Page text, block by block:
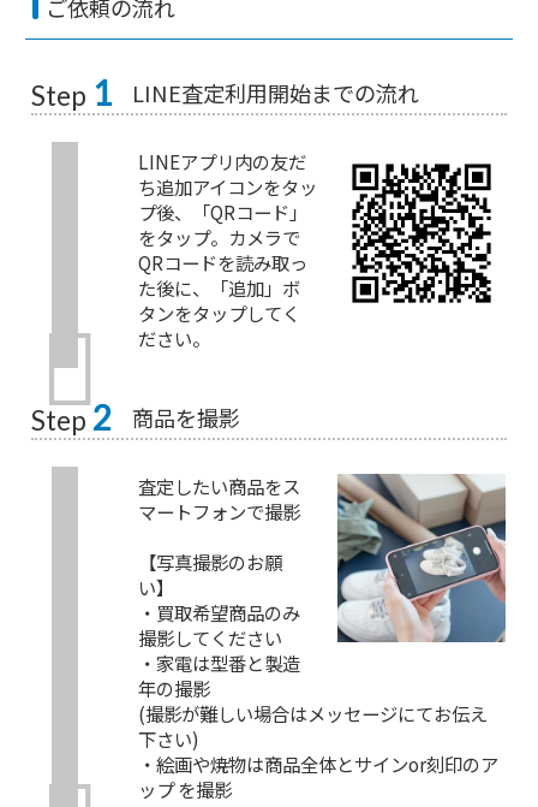
ご依頼の流れ
Step 1 LINE査定利用開始までの流れ
LINEアプリ内の友だ
ち追加アイコンをタッ
プ後、「QRコード」
をタップ。カメラで
QRコードを読み取っ
た後に、「追加」ボ
タンをタップしてく
ださい。
Step 2 商品を撮影
査定したい商品をス
マートフォンで撮影
【写真撮影のお願
い】
・買取希望商品のみ
撮影してください
・家電は型番と製造
年の撮影
(撮影が難しい場合はメッセージにてお伝え
下さい)
・絵画や焼物は商品全体とサインor刻印のア
ップ を撮影